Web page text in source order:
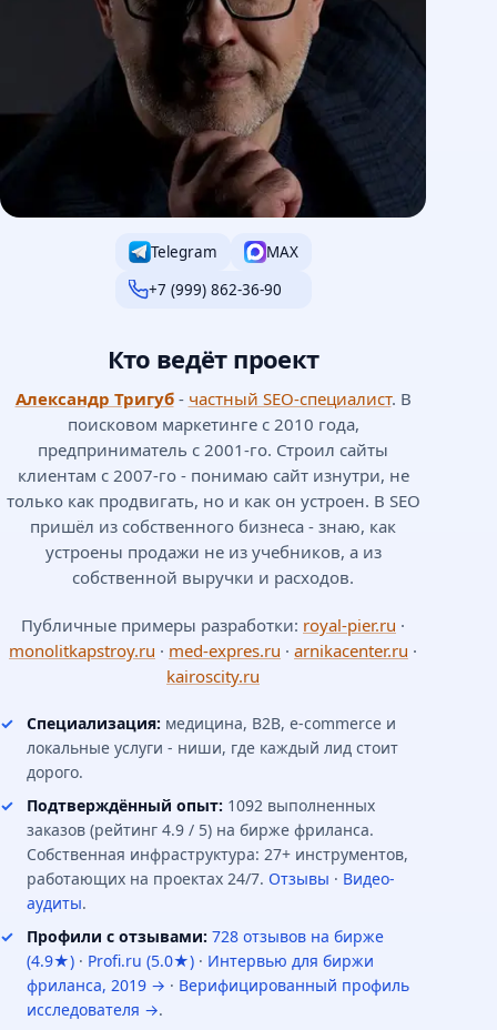
Telegram
MAX
+7 (999) 862-36-90
Кто ведёт проект
Александр Тригуб- частный SEO-специалист. В
поисковом маркетинге с 2010 года,
предприниматель с 2001-го. Строил сайты
клиентам с 2007-го - понимаю сайт изнутри, не
только как продвигать, но и как он устроен. В SEO
пришёл из собственного бизнеса - знаю, как
устроены продажи не из учебников, а из
собственной выручки и расходов.
Публичные примеры разработки: royal-pier.ru ·
monolitkapstroy.ru · med-expres.ru · arnikacenter.ru ·
kairoscity.ru
Специализация: медицина, B2B, e-commerce и
локальные услуги - ниши, где каждый лид стоит
дорого.
Подтверждённый опыт: 1092 выполненных
заказов (рейтинг 4.9 / 5) на бирже фриланса.
Собственная инфраструктура: 27+ инструментов,
работающих на проектах 24/7. Отзывы · Видео-
аудиты.
Профили с отзывами: 728 отзывов на бирже
(4.9★) · Profi.ru (5.0★) · Интервью для биржи
фриланса, 2019 → · Верифицированный профиль
исследователя →.